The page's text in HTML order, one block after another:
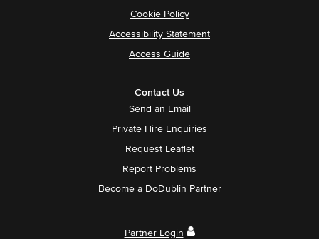
Cookie Policy
Accessibility Statement
Access Guide
Contact Us
Send an Email
Private Hire Enquiries
Request Leaflet
Report Problems
Become a DoDublin Partner
Partner Login